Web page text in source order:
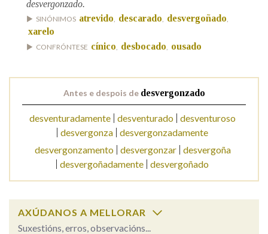
Nas definicións
Nos exemplos
Na fraseoloxía
OUTRAS OPCIÓNS DE BUSCA
Marcas gramaticais
Pertence a
desvergonzado.
SINÓNIMOS atrevido descarado desvergoñado
xarelo
CONFRÓNTESE cínico desbocado ousado
Antes e despois de desvergonzado
desventuradamente desventurado desventuroso
desvergonza desvergonzadamente
desvergonzamento
desvergonzar
desvergoña
desvergoñadamente desvergoñado
AXÚDANOS A MELLORAR
Suxestións, erros, observacións...